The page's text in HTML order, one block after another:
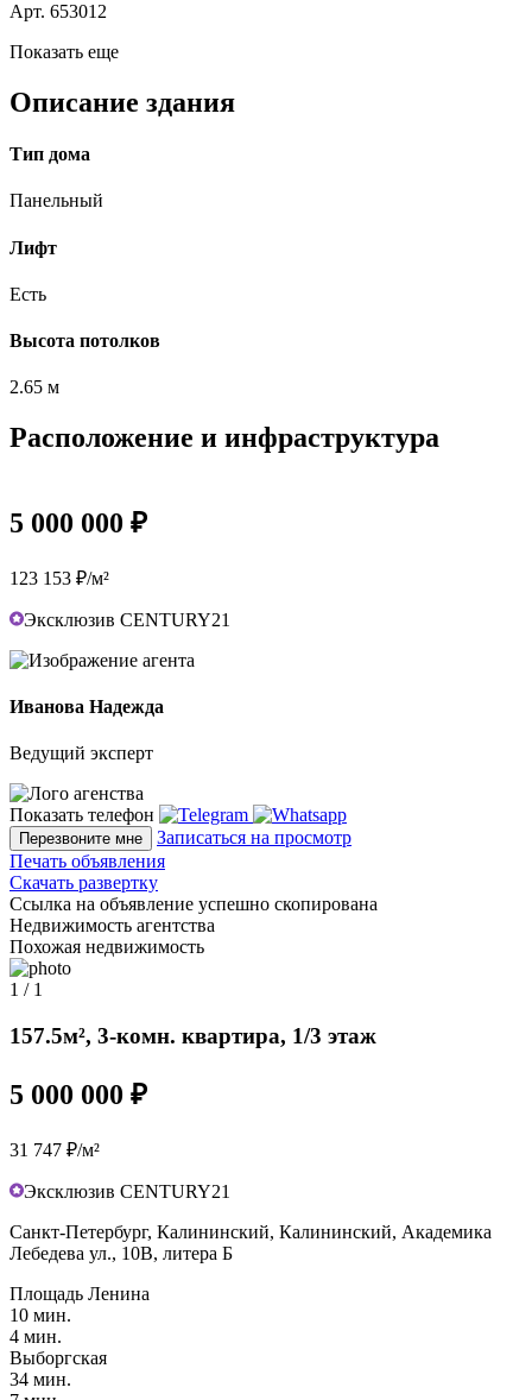
Арт. 653012
Показать еще
Описание здания
Тип дома
Панельный
Лифт
Есть
Высота потолков
2.65 м
Расположение и инфраструктура
5 000 000 ₽
123 153 ₽/м²
Эксклюзив CENTURY21
Иванова Надежда
Ведущий эксперт
Показать телефон
Перезвоните мне
Записаться на просмотр
Печать объявления
Скачать развертку
Ссылка на объявление успешно скопирована
Недвижимость агентства
Похожая недвижимость
1 / 1
157.5м², 3-комн. квартира, 1/3 этаж
5 000 000 ₽
31 747 ₽/м²
Эксклюзив CENTURY21
Санкт-Петербург, Калининский, Калининский, Академика
Лебедева ул., 10В, литера Б
Площадь Ленина
10 мин.
4 мин.
Выборгская
34 мин.